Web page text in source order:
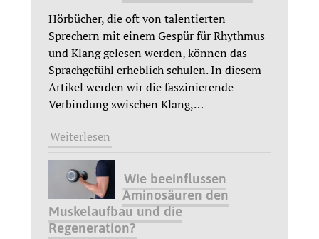
Hörbücher, die oft von talentierten
Sprechern mit einem Gespür für Rhythmus
und Klang gelesen werden, können das
Sprachgefühl erheblich schulen. In diesem
Artikel werden wir die faszinierende
Verbindung zwischen Klang,…
Weiterlesen
Wie beeinflussen
Aminosäuren den
Muskelaufbau und die
Regeneration?